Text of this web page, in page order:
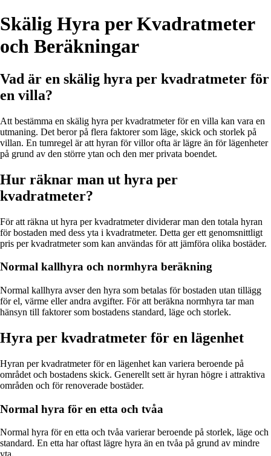
Skälig Hyra per Kvadratmeter
och Beräkningar
Vad är en skälig hyra per kvadratmeter för
en villa?
Att bestämma en skälig hyra per kvadratmeter för en villa kan vara en
utmaning. Det beror på flera faktorer som läge, skick och storlek på
villan. En tumregel är att hyran för villor ofta är lägre än för lägenheter
på grund av den större ytan och den mer privata boendet.
Hur räknar man ut hyra per
kvadratmeter?
För att räkna ut hyra per kvadratmeter dividerar man den totala hyran
för bostaden med dess yta i kvadratmeter. Detta ger ett genomsnittligt
pris per kvadratmeter som kan användas för att jämföra olika bostäder.
Normal kallhyra och normhyra beräkning
Normal kallhyra avser den hyra som betalas för bostaden utan tillägg
för el, värme eller andra avgifter. För att beräkna normhyra tar man
hänsyn till faktorer som bostadens standard, läge och storlek.
Hyra per kvadratmeter för en lägenhet
Hyran per kvadratmeter för en lägenhet kan variera beroende på
området och bostadens skick. Generellt sett är hyran högre i attraktiva
områden och för renoverade bostäder.
Normal hyra för en etta och tvåa
Normal hyra för en etta och tvåa varierar beroende på storlek, läge och
standard. En etta har oftast lägre hyra än en tvåa på grund av mindre